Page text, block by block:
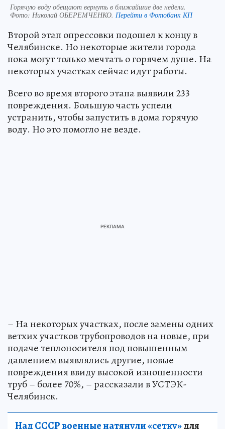
Горячую воду обещают вернуть в ближайшие две недели.
Фото: Николай ОБЕРЕМЧЕНКО. Перейти в Фотобанк КП
Второй этап опрессовки подошел к концу в
Челябинске. Но некоторые жители города
пока могут только мечтать о горячем душе. На
некоторых участках сейчас идут работы.
Всего во время второго этапа выявили 233
повреждения. Большую часть успели
устранить, чтобы запустить в дома горячую
воду. Но это помогло не везде.
– На некоторых участках, после замены одних
ветхих участков трубопроводов на новые, при
подаче теплоносителя под повышенным
давлением выявлялись другие, новые
повреждения ввиду высокой изношенности
труб – более 70%, – рассказали в УСТЭК-
Челябинск.
Над СССР военные натянули «сетку»для